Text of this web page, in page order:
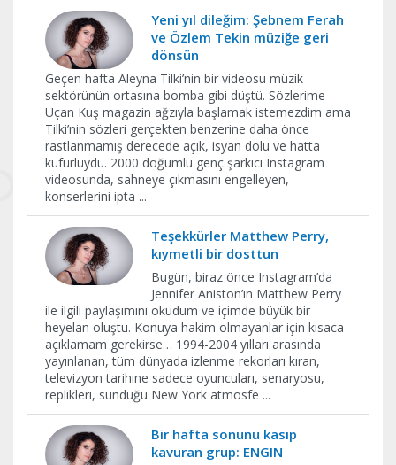
Yeni yıl dileğim: Şebnem Ferah
ve Özlem Tekin müziğe geri
dönsün
Geçen hafta Aleyna Tilki’nin bir videosu müzik
sektörünün ortasına bomba gibi düştü. Sözlerime
Uçan Kuş magazin ağzıyla başlamak istemezdim ama
Tilki’nin sözleri gerçekten benzerine daha önce
rastlanmamış derecede açık, isyan dolu ve hatta
küfürlüydü. 2000 doğumlu genç şarkıcı Instagram
videosunda, sahneye çıkmasını engelleyen,
konserlerini ipta ...
Teşekkürler Matthew Perry,
kıymetli bir dosttun
Bugün, biraz önce Instagram’da
Jennifer Aniston’ın Matthew Perry
ile ilgili paylaşımını okudum ve içimde büyük bir
heyelan oluştu. Konuya hakim olmayanlar için kısaca
açıklamam gerekirse… 1994-2004 yılları arasında
yayınlanan, tüm dünyada izlenme rekorları kıran,
televizyon tarihine sadece oyuncuları, senaryosu,
replikleri, sunduğu New York atmosfe ...
Bir hafta sonunu kasıp
kavuran grup: ENGIN